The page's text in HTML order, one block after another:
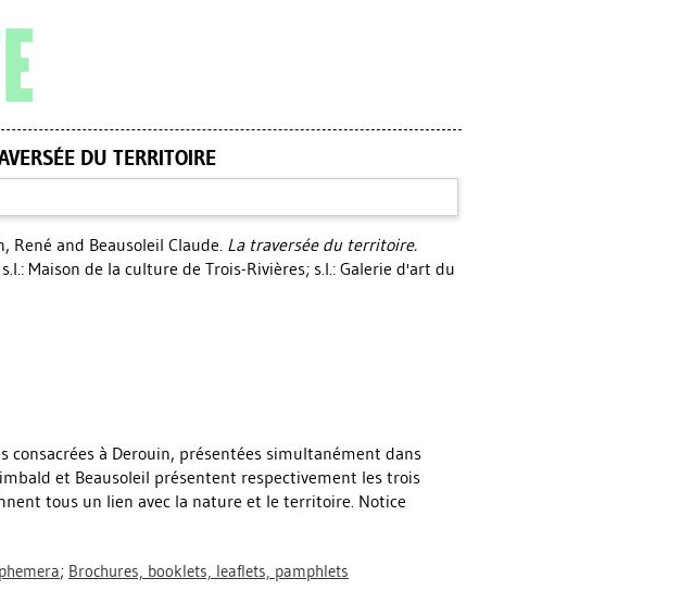
DU TERRITOIRE
René and Beausoleil Claude. La traversée du territoire.
Maison de la culture de Trois-Rivières; s.l.: Galerie d'art du
consacrées à Derouin, présentées simultanément dans
et Beausoleil présentent respectivement les trois
tous un lien avec la nature et le territoire. Notice
; Brochures, booklets, leaflets, pamphlets